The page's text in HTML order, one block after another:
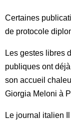
Certaines
de protocole
Les gestes libres
publiques ont
son accueil
Giorgia Meloni à
Le journal italien